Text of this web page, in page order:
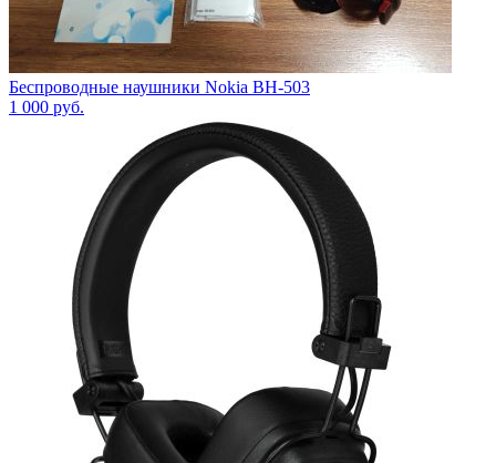
Беспроводные наушники Nokia BH-503
1 000 руб.